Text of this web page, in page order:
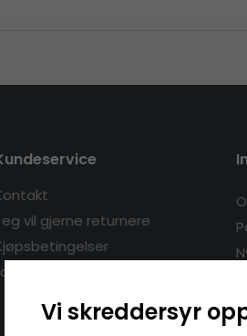
vil gjerne returnere
på
Vi skreddersyr